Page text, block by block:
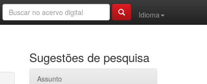
Idioma
Sugestões de pesquisa
Assunto